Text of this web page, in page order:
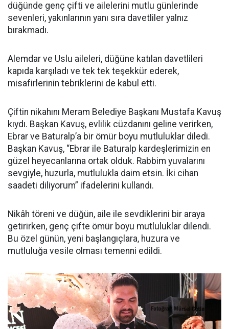
düğünde genç çifti ve ailelerini mutlu günlerinde
sevenleri, yakınlarının yanı sıra davetliler yalnız
bırakmadı.
Alemdar ve Uslu aileleri, düğüne katılan davetlileri
kapıda karşıladı ve tek tek teşekkür ederek,
misafirlerinin tebriklerini de kabul etti.
Çiftin nikahını Meram Belediye Başkanı Mustafa Kavuş
kıydı. Başkan Kavuş, evlilik cüzdanını geline verirken,
Ebrar ve Baturalp’a bir ömür boyu mutluluklar diledi.
Başkan Kavuş, “Ebrar ile Baturalp kardeşlerimizin en
güzel heyecanlarına ortak olduk. Rabbim yuvalarını
sevgiyle, huzurla, mutlulukla daim etsin. İki cihan
saadeti diliyorum” ifadelerini kullandı.
Nikâh töreni ve düğün, aile ile sevdiklerini bir araya
getirirken, genç çifte ömür boyu mutluluklar dilendi.
Bu özel günün, yeni başlangıçlara, huzura ve
mutluluğa vesile olması temenni edildi.